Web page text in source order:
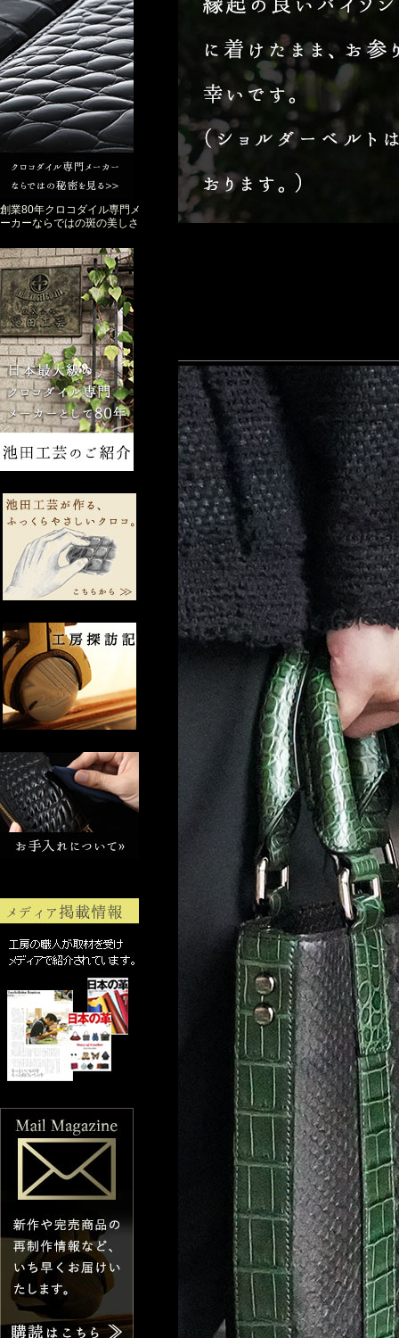
創業80年クロコダイル専門メ
ーカーならではの斑の美しさ